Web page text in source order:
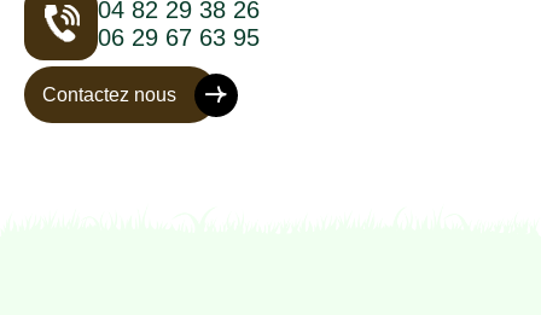
04 82 29 38 26
06 29 67 63 95
Contactez nous